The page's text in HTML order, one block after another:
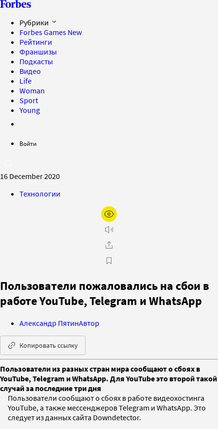
Рубрики
Forbes Games New
Рейтинги
Франшизы
Подкасты
Видео
Life
Woman
Sport
Young
Войти
16 December 2020
Технологии
Пользователи пожаловались на сбои в
работе YouTube, Telegram и WhatsApp
Александр ПятинАвтор
Копировать ссылку
Пользователи из разных стран мира сообщают о сбоях в
YouTube, Telegram и WhatsApp. Для YouTube это второй такой
случай за последние три дня
Пользователи сообщают о сбоях в работе видеохостинга
YouTube, а также мессенджеров Telegram и WhatsApp. Это
следует из данных сайта Downdetector.